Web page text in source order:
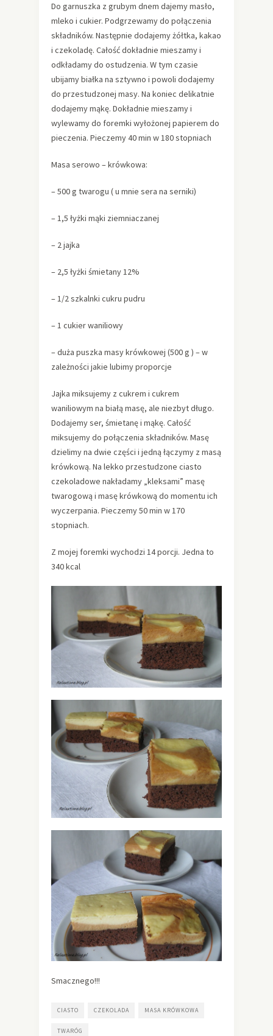
Do garnuszka z grubym dnem dajemy masło,
mleko i cukier. Podgrzewamy do połączenia
składników. Następnie dodajemy żółtka, kakao
i czekoladę. Całość dokładnie mieszamy i
odkładamy do ostudzenia. W tym czasie
ubijamy białka na sztywno i powoli dodajemy
do przestudzonej masy. Na koniec delikatnie
dodajemy mąkę. Dokładnie mieszamy i
wylewamy do foremki wyłożonej papierem do
pieczenia. Pieczemy 40 min w 180 stopniach
Masa serowo – krówkowa:
– 500 g twarogu ( u mnie sera na serniki)
– 1,5 łyżki mąki ziemniaczanej
– 2 jajka
– 2,5 łyżki śmietany 12%
– 1/2 szkalnki cukru pudru
– 1 cukier waniliowy
– duża puszka masy krówkowej (500 g ) – w
zależności jakie lubimy proporcje
Jajka miksujemy z cukrem i cukrem
waniliowym na białą masę, ale niezbyt długo.
Dodajemy ser, śmietanę i mąkę. Całość
miksujemy do połączenia składników. Masę
dzielimy na dwie części i jedną łączymy z masą
krówkową. Na lekko przestudzone ciasto
czekoladowe nakładamy „kleksami” masę
twarogową i masę krówkową do momentu ich
wyczerpania. Pieczemy 50 min w 170
stopniach.
Z mojej foremki wychodzi 14 porcji. Jedna to
340 kcal
Smacznego!!!
CIASTO CZEKOLADA MASA KRÓWKOWA
TWARÓG